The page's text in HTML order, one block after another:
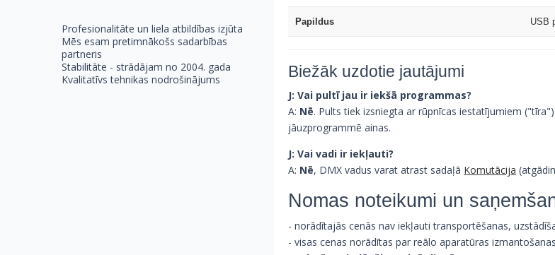
Profesionalitāte un liela atbildības izjūta
Mēs esam pretimnākošs sadarbības
partneris
Stabilitāte - strādājam no 2004. gada
Kvalitatīvs tehnikas nodrošinājums
Papildus USB
Biežāk uzdotie jautājumi
J: Vai pultī jau ir iekšā programmas?
A: Nē. Pults tiek izsniegta ar rūpnīcas iestatījumiem
jāuzprogrammē ainas.
J: Vai vadi ir iekļauti?
A: Nē, DMX vadus varat atrast sadaļā Komutācija
Nomas noteikumi un
- norādītajās cenās nav iekļauti transportēšanas,
- visas cenas norādītas par reālo aparatūras